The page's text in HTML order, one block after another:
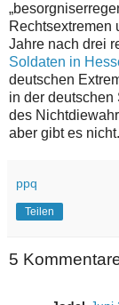
Rechtsextremen
Jahre nach drei
Soldaten in
deutschen
in der deutschen
des
aber gibt es nicht.
ppq
Teilen
5